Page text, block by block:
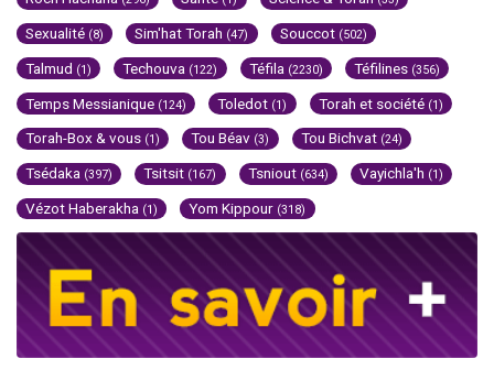
Sexualité (8) Sim'hat Torah (47) Souccot (502)
Talmud (1) Techouva (122) Téfila (2230) Téfilines (356)
Temps Messianique (124) Toledot (1) Torah et société (1)
Torah-Box & vous (1) Tou Béav (3) Tou Bichvat (24)
Tsédaka (397) Tsitsit (167) Tsniout (634) Vayichla'h (1)
Vézot Haberakha (1) Yom Kippour (318)